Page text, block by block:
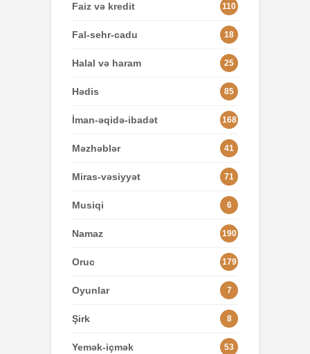
Faiz və kredit 110
Fal-sehr-cadu 18
Halal və haram 25
Hədis 85
İman-əqidə-ibadət 168
Məzhəblər 41
Miras-vəsiyyət 71
Musiqi 6
Namaz 190
Oruc 179
Oyunlar 7
Şirk 8
Yemək-içmək 53